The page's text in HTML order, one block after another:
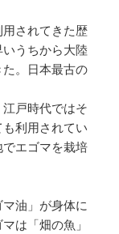
されてきた歴
うちから大陸
。日本最古の
戸時代ではそ
利用されてい
エゴマを栽培
油」が身体に
は「畑の魚」